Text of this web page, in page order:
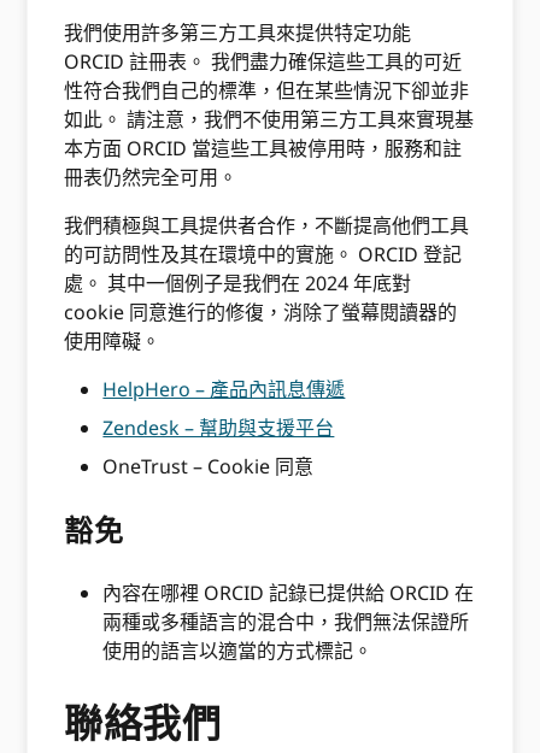
我們使用許多第三方工具來提供特定功能
ORCID 註冊表。 我們盡力確保這些工具的可近
性符合我們自己的標準，但在某些情況下卻並非
如此。 請注意，我們不使用第三方工具來實現基
本方面 ORCID 當這些工具被停用時，服務和註
冊表仍然完全可用。
我們積極與工具提供者合作，不斷提高他們工具
的可訪問性及其在環境中的實施。 ORCID 登記
處。 其中一個例子是我們在 2024 年底對
cookie 同意進行的修復，消除了螢幕閱讀器的
使用障礙。
HelpHero – 產品內訊息傳遞
Zendesk – 幫助與支援平台
OneTrust – Cookie 同意
豁免
內容在哪裡 ORCID 記錄已提供給 ORCID 在
兩種或多種語言的混合中，我們無法保證所
使用的語言以適當的方式標記。
聯絡我們